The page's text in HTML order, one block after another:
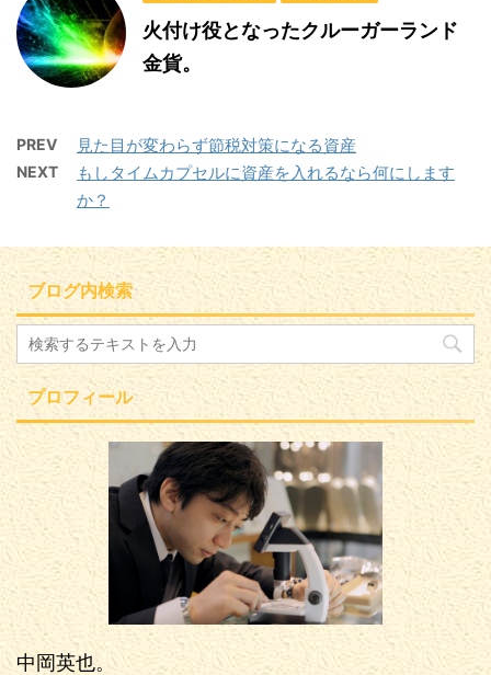
火付け役となったクルーガーランド
金貨。
PREV 見た目が変わらず節税対策になる資産
NEXT
もしタイムカプセルに資産を入れるなら何にします
か？
ブログ内検索
プロフィール
中岡英也。